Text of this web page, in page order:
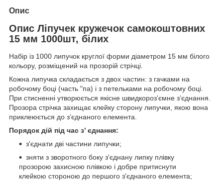
Опис
Опис Ліпучек кружечок самокоштовних
15 мм 1000шт, білих
Набір із 1000 липучок круглої форми діаметром 15 мм білого
кольору, розміщений на прозорій стрічці.
Кожна липучка складається з двох частин: з гачками на
робочому боці (часть "па) і з петельками на робочому боці.
При стисненні утворюється якісне швидкороз’ємне з’єднання.
Прозора стрічка захищає клейку сторону липучки, якою вона
приклеюється до з’єднаного елемента.
Порядок дій під час з’ єднання:
з'єднати дві частини липучки;
зняти з зворотного боку з'єднану липку плівку
прозорою захисною плівкою і добре притиснути
клейкою стороною до першого з'єднаного елемента;